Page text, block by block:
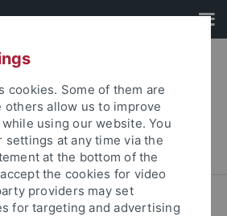
des Alten Orients
... Neues aus dem Grab des Ibi (TT36)
cookies. Some of them are
others allow us to improve
using our website. You
settings at any time via the
at the bottom of the
the cookies for video
providers may set
for targeting and advertising